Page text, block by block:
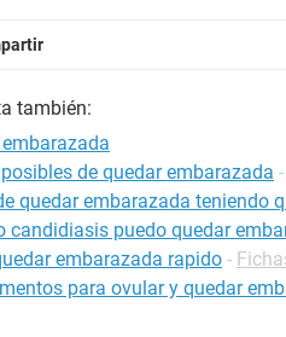
también:
de quedar embarazada -
quedar embarazada teniendo
candidiasis puedo quedar
embarazada rapido -
para ovular y quedar